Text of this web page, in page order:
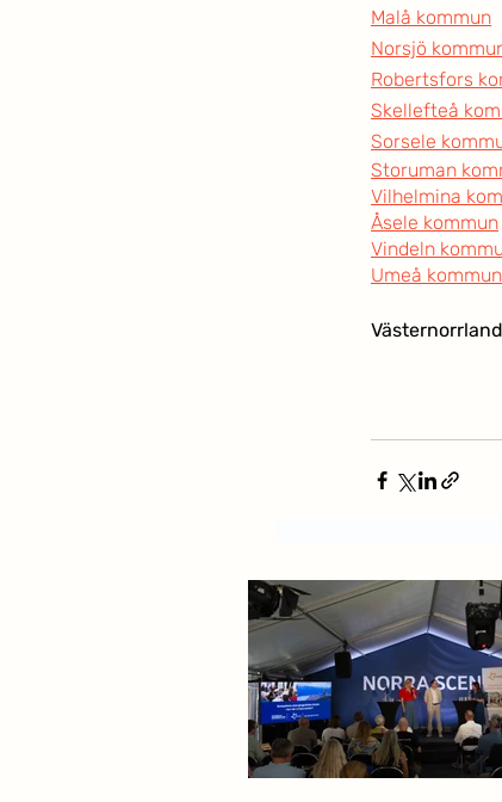
Malå kommun
Norsjö
Robertsfors
Skellefteå
Sorsele
Storuman
Vilhelmina
Åsele kommun
Vindeln
Umeå kommun
Västernorrland